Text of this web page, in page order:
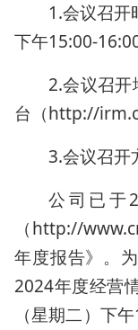
1.会议召开
下午15:00-
2.会议召开
台（http://
3.会议召开
公司已于
（http://
年度报告》。
2024年度经营
（星期二）下